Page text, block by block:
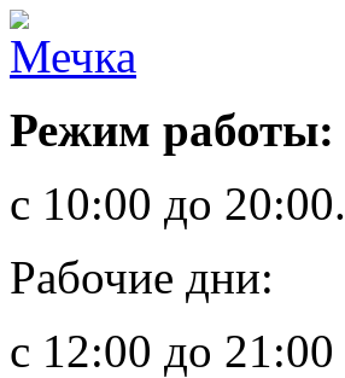
Режим работы:
с 10:00 до 20:00.
Рабочие дни:
с 12:00 до 21:00